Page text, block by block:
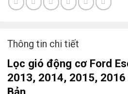
Thông tin chi tiết
Lọc gió động cơ Ford
2013, 2014, 2015,